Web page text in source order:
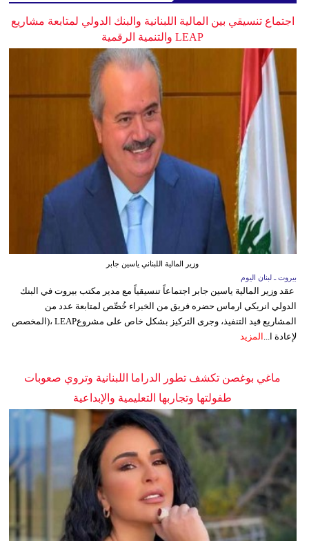
اجتماع تنسيقي بين المالية اللبنانية والبنك الدولي لمتابعة مشاريع
LEAP والتنمية الرقمية
وزير المالية اللبناني ياسين جابر
بيروت ـ لبنان اليوم
عقد وزير المالية ياسين جابر اجتماعاً تنسيقياً مع مدير مكتب بيروت في البنك
الدولي انريكي ارماس حضره فريق من الخبراء خُصِّص لمتابعة عدد من
المشاريع قيد التنفيذ، وجرى التركيز بشكل خاص على مشروعLEAP ،(المخصص
لإعادة ا... المزيد
ماغي بوغصن تكشف تطور الدراما اللبنانية وتروي صعوبات
طفولتها وتجاربها التعليمية والإبداعية